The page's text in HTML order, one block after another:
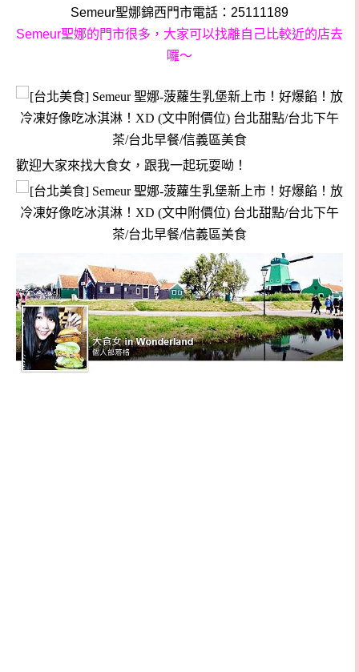
Semeur聖娜錦西門市電話：25111189
Semeur聖娜的門市很多，大家可以找離自己比較近的店去
囉～
歡迎大家來找大食女，跟我一起玩耍呦！